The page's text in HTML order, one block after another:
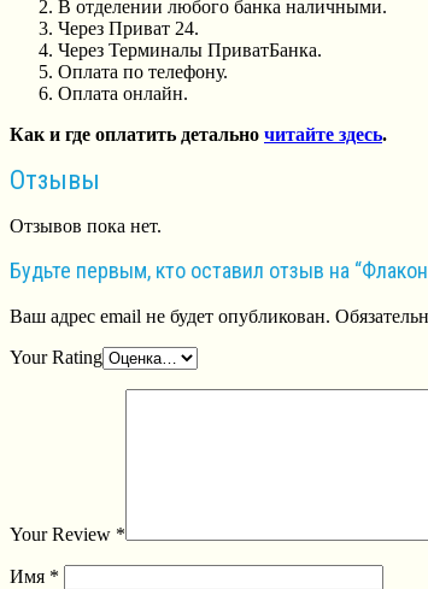
В отделении любого банка наличными.
Через Приват 24.
Через Терминалы ПриватБанка.
Оплата по телефону.
Оплата онлайн.
Как и где оплатить детально читайте здесь.
Отзывы
Отзывов пока нет.
Будьте первым, кто оставил отзыв на
Ваш адрес email не будет опубликован.
Your Rating
Your Review *
Имя *